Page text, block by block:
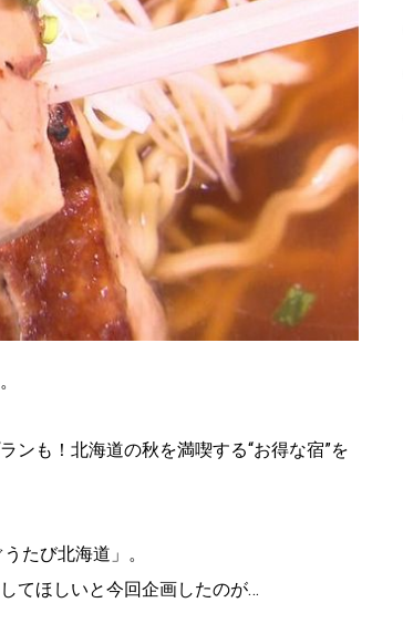
ンも！北海道の秋を満喫する“お得な宿”を
たび北海道」。
てほしいと今回企画したのが…